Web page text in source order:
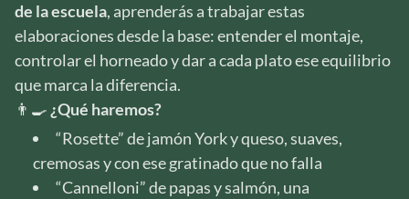
de la escuela, aprenderás a trabajar estas
elaboraciones desde la base: entender el montaje,
controlar el horneado y dar a cada plato ese equilibrio
que marca la diferencia.
👨‍🍳 ¿Qué haremos?
“Rosette” de jamón York y queso, suaves,
cremosas y con ese gratinado que no falla
“Cannelloni” de papas y salmón, una